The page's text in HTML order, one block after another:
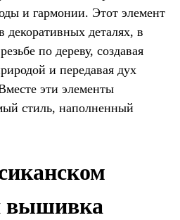
и гармонии. Этот элемент
декоративных деталях, в
по дереву, создавая
и передавая дух
эти элементы
стиль, наполненный
вышивка